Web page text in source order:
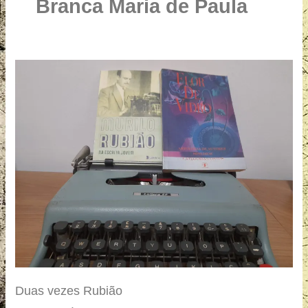
e
Branca Maria de Paula
Duas vezes Rubião